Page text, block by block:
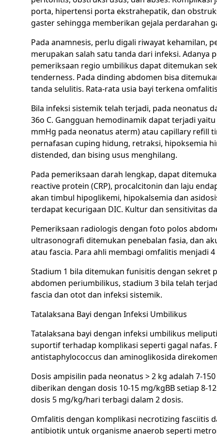
porta, hipertensi porta ekstrahepatik, dan
gaster sehingga memberikan gejala perdarahan
Pada anamnesis, perlu digali riwayat kehamilan,
merupakan salah satu tanda dari infeksi. Adanya
pemeriksaan regio umbilikus dapat ditemukan
tenderness. Pada dinding abdomen bisa
tanda selulitis. Rata-rata usia bayi terkena
Bila infeksi sistemik telah terjadi, pada neonatus
36o C. Gangguan hemodinamik dapat terjadi
mmHg pada neonatus aterm) atau capillary refill
pernafasan cuping hidung, retraksi, hipoksemia
distended, dan bising usus menghilang.
Pada pemeriksaan darah lengkap, dapat
reactive protein (CRP), procalcitonin dan laju
akan timbul hipoglikemi, hipokalsemia dan
terdapat kecurigaan DIC. Kultur dan sensitivitas
Pemeriksaan radiologis dengan foto polos
ultrasonografi ditemukan penebalan fasia, dan
atau fascia. Para ahli membagi omfalitis menjadi 4
Stadium 1 bila ditemukan funisitis dengan sekret
abdomen periumbilikus, stadium 3 bila telah
fascia dan otot dan infeksi sistemik.
Tatalaksana Bayi dengan Infeksi Umbilikus
Tatalaksana bayi dengan infeksi umbilikus
suportif terhadap komplikasi seperti gagal
antistaphylococcus dan aminoglikosida
Dosis ampisilin pada neonatus > 2 kg adalah 7-
diberikan dengan dosis 10-15 mg/kgBB setiap 8-
dosis 5 mg/kg/hari terbagi dalam 2 dosis.
Omfalitis dengan komplikasi necrotizing fasciitis
antibiotik untuk organisme anaerob seperti